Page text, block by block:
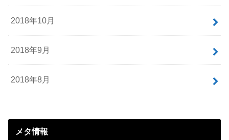
2018年10月
2018年9月
2018年8月
メタ情報